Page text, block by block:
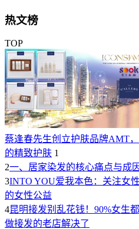
热文榜
TOP
蔡逢春先生创立护肤品牌AMT
的精致护肤 1
2一、居家染发的核心痛点与成因
3INTO YOU爱我本色：关注女
的女性公益
4昆明接发别乱花钱！90%女生
做接发的老店解决了